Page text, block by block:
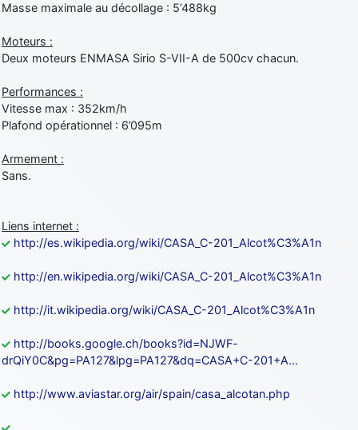
Masse maximale au décollage : 5’488kg
Moteurs :
Deux moteurs ENMASA Sirio S-VII-A de 500cv chacun.
Performances :
Vitesse max : 352km/h
Plafond opérationnel : 6’095m
Armement :
Sans.
Liens internet :
http://es.wikipedia.org/wiki/CASA_C-201_Alcot%C3%A1n
http://en.wikipedia.org/wiki/CASA_C-201_Alcot%C3%A1n
http://it.wikipedia.org/wiki/CASA_C-201_Alcot%C3%A1n
http://books.google.ch/books?id=NJWF-
drQiY0C&pg=PA127&lpg=PA127&dq=CASA+C-201+A…
http://www.aviastar.org/air/spain/casa_alcotan.php